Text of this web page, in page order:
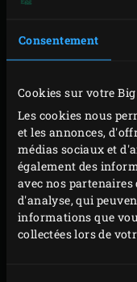
Consentement
Cookies sur votre Big
Les cookies nous
et les annonces,
médias sociaux et
également des
avec nos
d'analyse, qui
informations que
collectées lors de
juteux, rôti parfait
sandwich gyros ou
préparez tous ces
Egg à l’aide du Kit
fantastique pour
sont infinies. Vos
de graisse ou de jus